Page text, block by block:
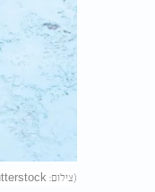
(צילום: hadasit/shutterstock)